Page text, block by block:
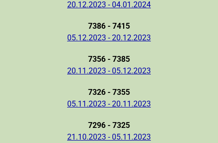
20.12.2023 - 04.01.2024
7386 - 7415
05.12.2023 - 20.12.2023
7356 - 7385
20.11.2023 - 05.12.2023
7326 - 7355
05.11.2023 - 20.11.2023
7296 - 7325
21.10.2023 - 05.11.2023